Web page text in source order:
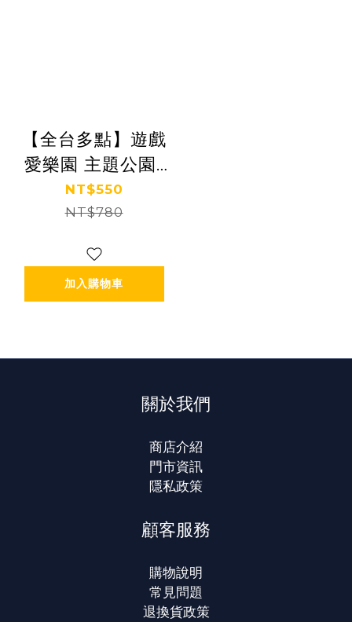
【全台多點】遊戲
愛樂園 主題公園1
NT$550
NT$780
加入購物車
關於我們
商店介紹
門市資訊
隱私政策
顧客服務
購物說明
常見問題
退換貨政策